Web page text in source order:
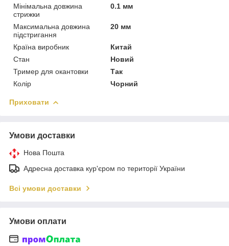
Мінімальна довжина
стрижки
0.1 мм
Максимальна довжина
підстригання
20 мм
Країна виробник
Китай
Стан
Новий
Тример для окантовки
Так
Колір
Чорний
Приховати
Умови доставки
Нова Пошта
Адресна доставка кур'єром по території України
Всі умови доставки
Умови оплати